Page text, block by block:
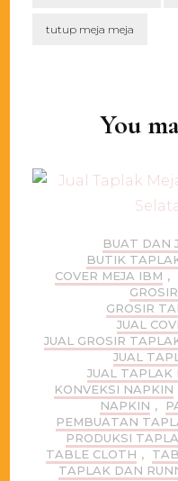
tutup meja meja
You
BUAT DAN
BUTIK
COVER MEJA IBM ,
GROSIR
JUAL
JUAL GROSIR
JUAL
JUAL TAPLAK
KONVEKSI NAPKIN
NAPKIN ,
PEMBUATAN
PRODUKSI
TABLE CLOTH ,
TAPLAK DAN